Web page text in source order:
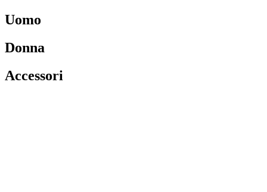
Uomo
Donna
Accessori